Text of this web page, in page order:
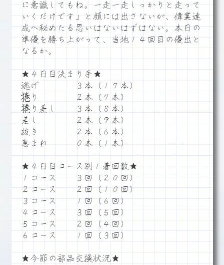
に意識してもね。一走一走しっかりと走って
いくだけです」と顔には出さないが、偉業達
成へ秘めたる思いはないはずはない。本日の
準優を勝ち上がって、当地１４回目の優出と
なるか。
★４日目決まり手★
逃げ ３本（１７本）
捲り ２本（７本）
捲り差し ３本（８本）
差し ２本（９本）
抜き ２本（６本）
恵まれ ０本（１本）
★４日目コース別１着回数★
１コース ３回（２０回）
２コース ２回（１０回）
３コース １回（６回）
４コース ３回（５回）
５コース ２回（４回）
６コース １回（３回）
★今節の部品交換状況★